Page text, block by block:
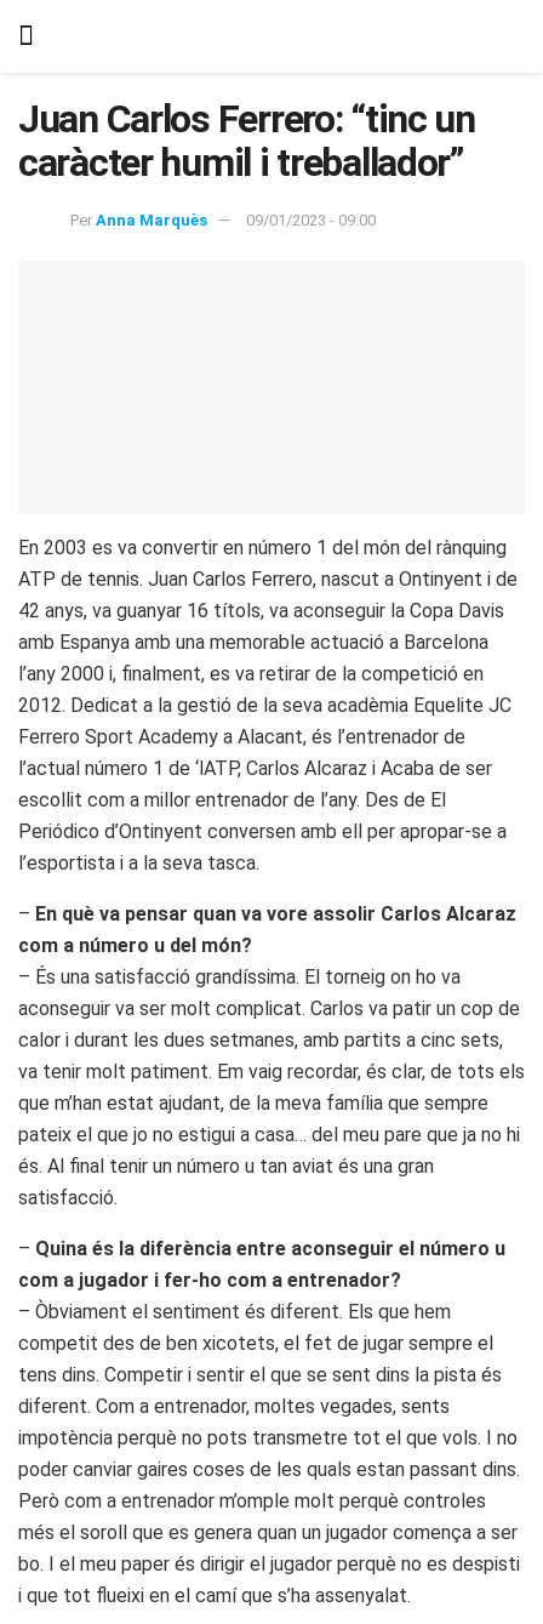
Juan Carlos Ferrero: “tinc un
caràcter humil i treballador”
Per Anna Marquès 09/01/2023 - 09:00
En 2003 es va convertir en número 1 del món del rànquing
ATP de tennis. Juan Carlos Ferrero, nascut a Ontinyent i de
42 anys, va guanyar 16 títols, va aconseguir la Copa Davis
amb Espanya amb una memorable actuació a Barcelona
l’any 2000 i, finalment, es va retirar de la competició en
2012. Dedicat a la gestió de la seva acadèmia Equelite JC
Ferrero Sport Academy a Alacant, és l’entrenador de
l’actual número 1 de ‘lATP, Carlos Alcaraz i Acaba de ser
escollit com a millor entrenador de l’any. Des de El
Periódico d’Ontinyent conversen amb ell per apropar-se a
l’esportista i a la seva tasca.
– En què va pensar quan va vore assolir Carlos Alcaraz
com a número u del món?
– És una satisfacció grandíssima. El torneig on ho va
aconseguir va ser molt complicat. Carlos va patir un cop de
calor i durant les dues setmanes, amb partits a cinc sets,
va tenir molt patiment. Em vaig recordar, és clar, de tots els
que m’han estat ajudant, de la meva família que sempre
pateix el que jo no estigui a casa… del meu pare que ja no hi
és. Al final tenir un número u tan aviat és una gran
satisfacció.
– Quina és la diferència entre aconseguir el número u
com a jugador i fer-ho com a entrenador?
– Òbviament el sentiment és diferent. Els que hem
competit des de ben xicotets, el fet de jugar sempre el
tens dins. Competir i sentir el que se sent dins la pista és
diferent. Com a entrenador, moltes vegades, sents
impotència perquè no pots transmetre tot el que vols. I no
poder canviar gaires coses de les quals estan passant dins.
Però com a entrenador m’omple molt perquè controles
més el soroll que es genera quan un jugador comença a ser
bo. I el meu paper és dirigir el jugador perquè no es despisti
i que tot flueixi en el camí que s’ha assenyalat.